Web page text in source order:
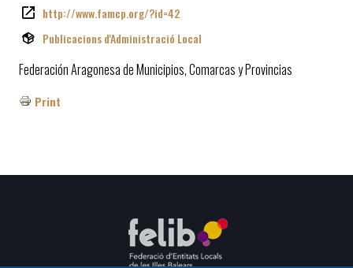
http://www.famcp.org/?id=42
Publicacions d'Administració Local
Federación Aragonesa de Municipios, Comarcas y Provincias
Print